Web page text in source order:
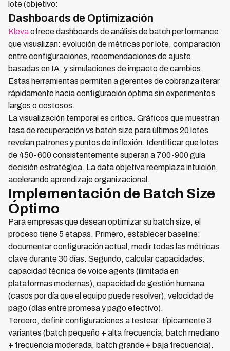
lote (objetivo:
Dashboards de Optimización
Klevaofrece dashboards de análisis de batch performance
que visualizan: evolución de métricas por lote, comparación
entre configuraciones, recomendaciones de ajuste
basadas en IA, y simulaciones de impacto de cambios.
Estas herramientas permiten a gerentes de cobranza iterar
rápidamente hacia configuración óptima sin experimentos
largos o costosos.
La visualización temporal es crítica. Gráficos que muestran
tasa de recuperación vs batch size para últimos 20 lotes
revelan patrones y puntos de inflexión. Identificar que lotes
de 450-600 consistentemente superan a 700-900 guía
decisión estratégica. La data objetiva reemplaza intuición,
acelerando aprendizaje organizacional.
Implementación de Batch Size
Óptimo
Para empresas que desean optimizar su batch size, el
proceso tiene 5 etapas. Primero, establecer baseline:
documentar configuración actual, medir todas las métricas
clave durante 30 días. Segundo, calcular capacidades:
capacidad técnica de voice agents (ilimitada en
plataformas modernas), capacidad de gestión humana
(casos por día que el equipo puede resolver), velocidad de
pago (días entre promesa y pago efectivo).
Tercero, definir configuraciones a testear: típicamente 3
variantes (batch pequeño + alta frecuencia, batch mediano
+ frecuencia moderada, batch grande + baja frecuencia).